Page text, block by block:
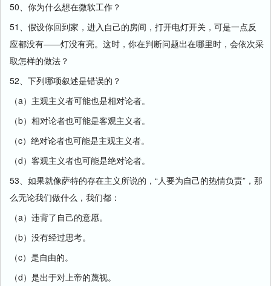
50、你为什么想在微软工作？
51、假设你回到家，进入自己的房间，打开电灯开关，可是一点反
应都没有——灯没有亮。这时，你在判断问题出在哪里时，会依次采
取怎样的做法？
52、下列哪项叙述是错误的？
（a）主观主义者可能也是相对论者。
（b）相对论者也可能是客观主义者。
（c）绝对论者也可能是主观主义者。
（d）客观主义者也可能是绝对论者。
53、如果就像萨特的存在主义所说的，“人要为自己的热情负责”，那
么无论我们做什么，我们都：
（a）违背了自己的意愿。
（b）没有经过思考。
（c）是自由的。
（d）是出于对上帝的蔑视。